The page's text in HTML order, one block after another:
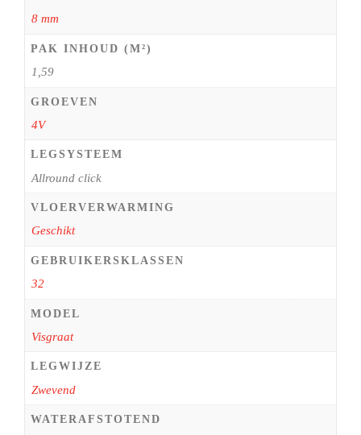
8 mm
PAK INHOUD (M²)
1,59
GROEVEN
4V
LEGSYSTEEM
Allround click
VLOERVERWARMING
Geschikt
GEBRUIKERSKLASSEN
32
MODEL
Visgraat
LEGWIJZE
Zwevend
WATERAFSTOTEND